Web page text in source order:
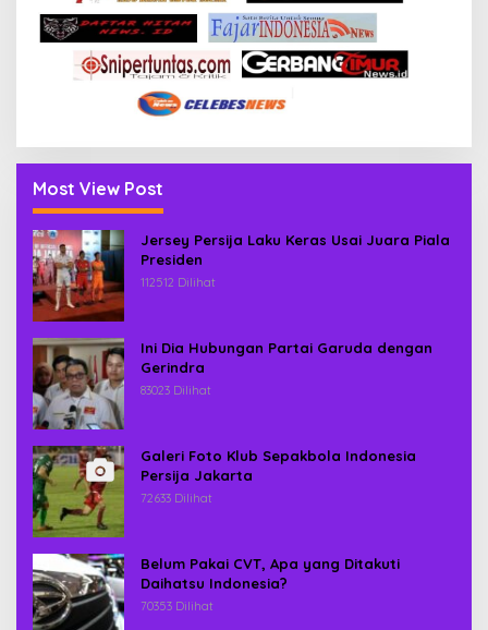
Most View Post
Jersey Persija Laku Keras Usai Juara Piala
Presiden
112512 Dilihat
Ini Dia Hubungan Partai Garuda dengan
Gerindra
83023 Dilihat
Galeri Foto Klub Sepakbola Indonesia
Persija Jakarta
72633 Dilihat
Belum Pakai CVT, Apa yang Ditakuti
Daihatsu Indonesia?
70353 Dilihat